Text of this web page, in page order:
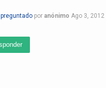
preguntado por anónimo Ago 3, 2012